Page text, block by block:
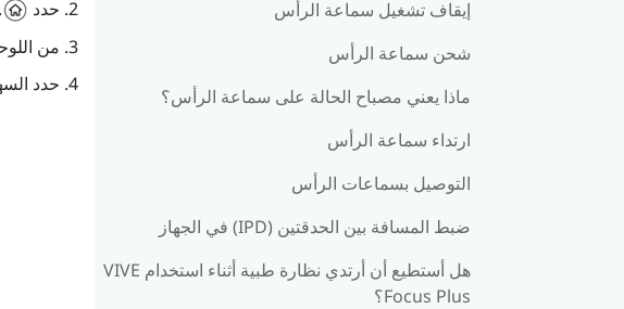
إيقاف تشغيل سماعة الرأس
شحن سماعة الرأس
ماذا يعني مصباح الحالة على سماعة الرأس؟
ارتداء سماعة الرأس
التوصيل بسماعات الرأس
ضبط المسافة بين الحدقتين (IPD) في الجهاز
هل أستطيع أن أرتدي نظارة طبية أثناء استخدام VIVE
Focus Plus؟
حدد
.
من
حدد